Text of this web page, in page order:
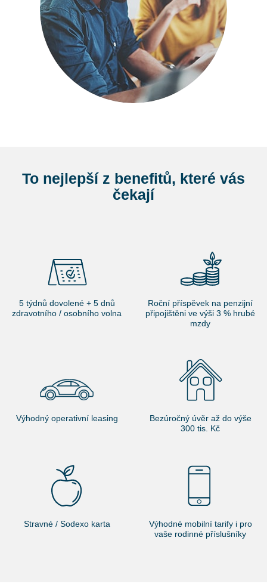
To nejlepší z benefitů, které vás
čekají
5 týdnů dovolené + 5 dnů
zdravotního / osobního volna
Roční příspěvek na penzijní
připojištěni ve výši 3 % hrubé
mzdy
Výhodný operativní leasing
Bezúročný úvěr až do výše
300 tis. Kč
Stravné / Sodexo karta
Výhodné mobilní tarify i pro
vaše rodinné příslušníky